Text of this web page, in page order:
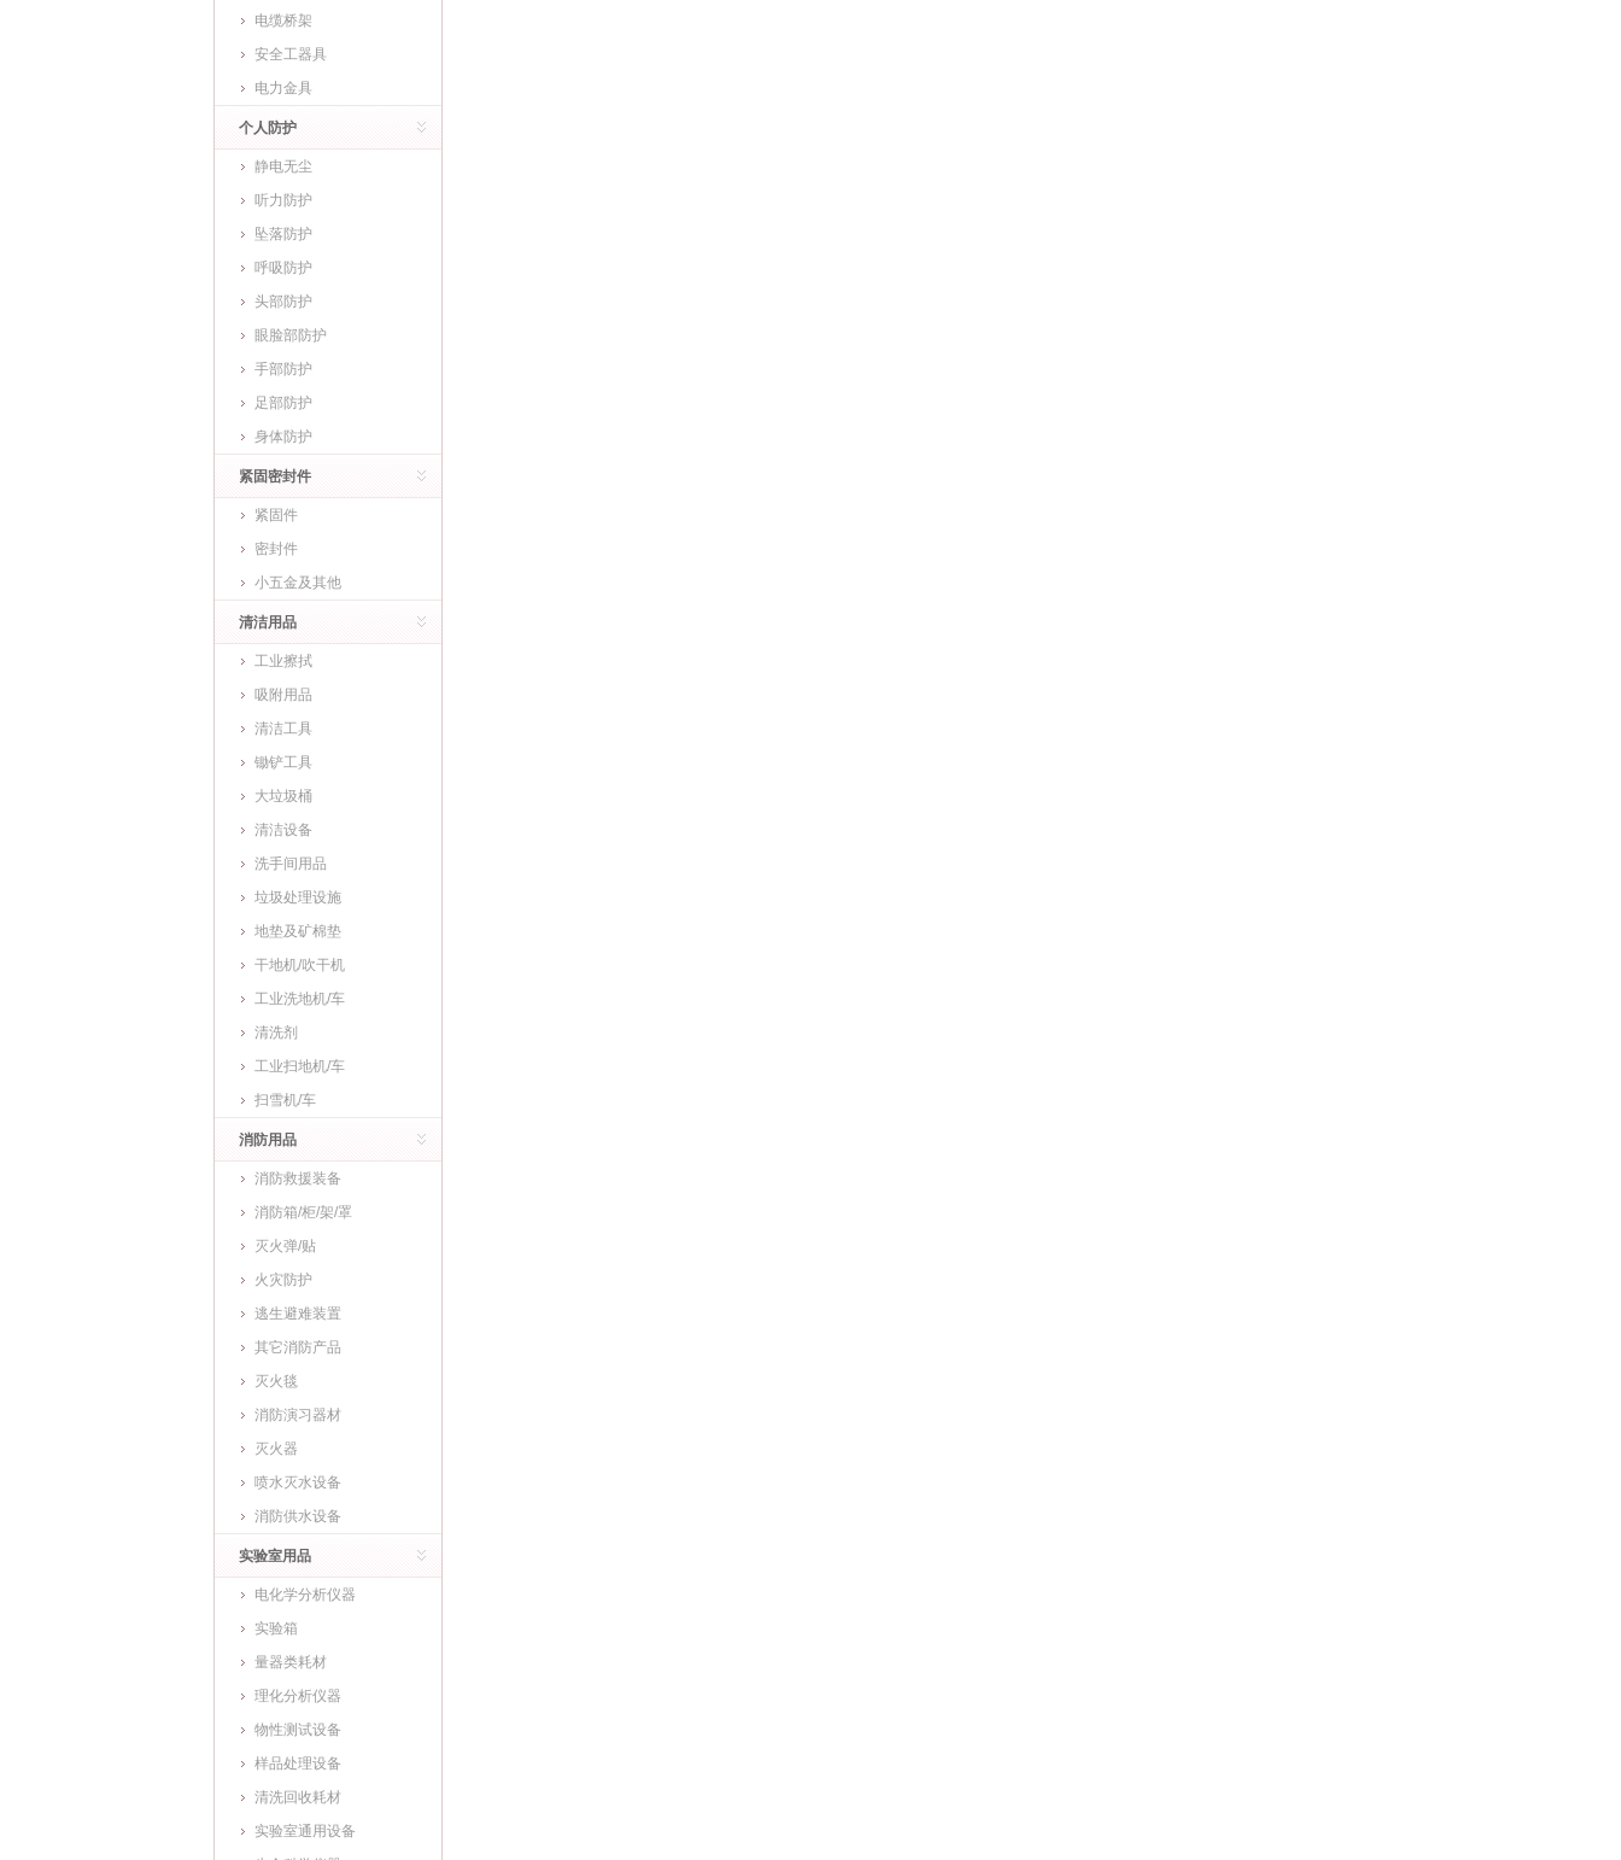
电缆桥架
安全工器具
电力金具
个人防护
静电无尘
听力防护
坠落防护
呼吸防护
头部防护
眼脸部防护
手部防护
足部防护
身体防护
紧固密封件
紧固件
密封件
小五金及其他
清洁用品
工业擦拭
吸附用品
清洁工具
锄铲工具
大垃圾桶
清洁设备
洗手间用品
垃圾处理设施
地垫及矿棉垫
干地机/吹干机
工业洗地机/车
清洗剂
工业扫地机/车
扫雪机/车
消防用品
消防救援装备
消防箱/柜/架/罩
灭火弹/贴
火灾防护
逃生避难装置
其它消防产品
灭火毯
消防演习器材
灭火器
喷水灭水设备
消防供水设备
实验室用品
电化学分析仪器
实验箱
量器类耗材
理化分析仪器
物性测试设备
样品处理设备
清洗回收耗材
实验室通用设备